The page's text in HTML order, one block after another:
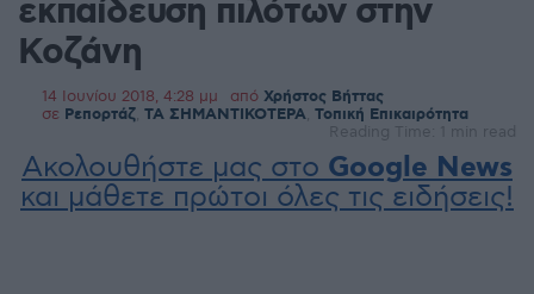
εκπαίδευση πιλότων στην
Κοζάνη
14 Ιουνίου 2018, 4:28 μμ από Χρήστος Βήττας
σε Ρεπορτάζ ΤΑ ΣΗΜΑΝΤΙΚΟΤΕΡΑ Τοπική Επικαιρότητα
Reading Time: 1 min read
Ακολουθήστε μας στο Google News
και μάθετε πρώτοι όλες τις ειδήσεις!